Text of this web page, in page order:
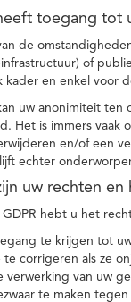
toegang tot
de
of
kader en enkel voor
uw anonimiteit
Het is immers vaak
en/of een
echter
uw rechten
hebt u het
te krijgen tot
te corrigeren als ze
verwerking van uw
te maken